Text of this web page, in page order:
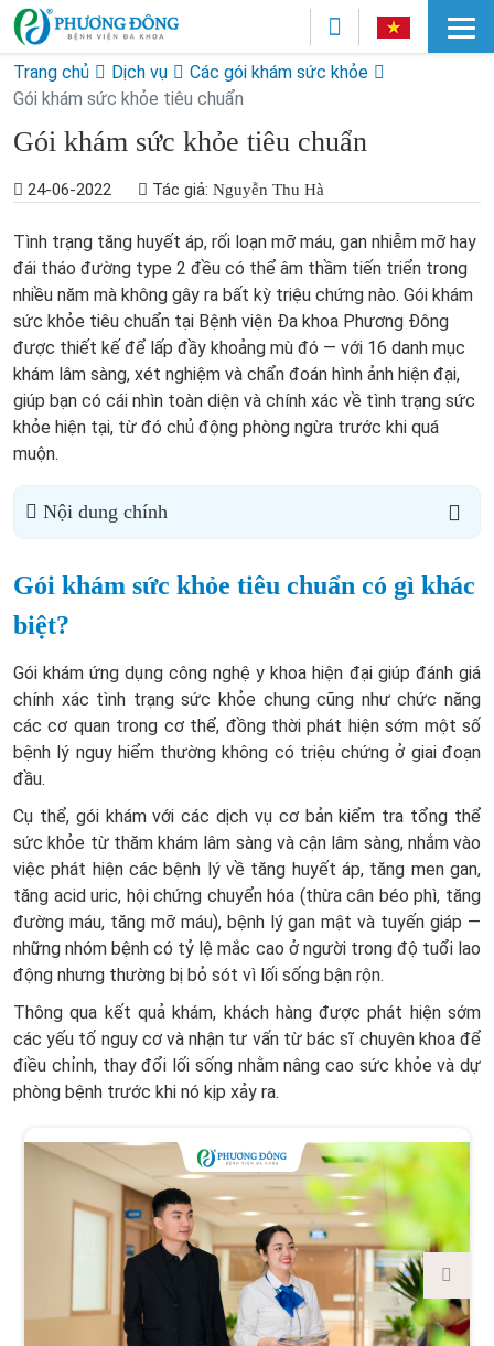
Trang chủ Dịch vụ
Các gói khám sức khỏe
Gói khám sức khỏe tiêu chuẩn
Gói khám sức khỏe tiêu chuẩn
24-06-2022 Tác giả: Nguyễn Thu Hà
Tình trạng tăng huyết áp, rối loạn mỡ máu, gan nhiễm mỡ hay
đái tháo đường type 2 đều có thể âm thầm tiến triển trong
nhiều năm mà không gây ra bất kỳ triệu chứng nào. Gói khám
sức khỏe tiêu chuẩn tại Bệnh viện Đa khoa Phương Đông
được thiết kế để lấp đầy khoảng mù đó — với 16 danh mục
khám lâm sàng, xét nghiệm và chẩn đoán hình ảnh hiện đại,
giúp bạn có cái nhìn toàn diện và chính xác về tình trạng sức
khỏe hiện tại, từ đó chủ động phòng ngừa trước khi quá
muộn.
Nội dung chính
Gói khám sức khỏe tiêu chuẩn có gì khác
biệt?
Gói khám ứng dụng công nghệ y khoa hiện đại giúp đánh giá
chính xác tình trạng sức khỏe chung cũng như chức năng
các cơ quan trong cơ thể, đồng thời phát hiện sớm một số
bệnh lý nguy hiểm thường không có triệu chứng ở giai đoạn
đầu.
Cụ thể, gói khám với các dịch vụ cơ bản kiểm tra tổng thể
sức khỏe từ thăm khám lâm sàng và cận lâm sàng, nhắm vào
việc phát hiện các bệnh lý về tăng huyết áp, tăng men gan,
tăng acid uric, hội chứng chuyển hóa (thừa cân béo phì, tăng
đường máu, tăng mỡ máu), bệnh lý gan mật và tuyến giáp —
những nhóm bệnh có tỷ lệ mắc cao ở người trong độ tuổi lao
động nhưng thường bị bỏ sót vì lối sống bận rộn.
Thông qua kết quả khám, khách hàng được phát hiện sớm
các yếu tố nguy cơ và nhận tư vấn từ bác sĩ chuyên khoa để
điều chỉnh, thay đổi lối sống nhằm nâng cao sức khỏe và dự
phòng bệnh trước khi nó kịp xảy ra.